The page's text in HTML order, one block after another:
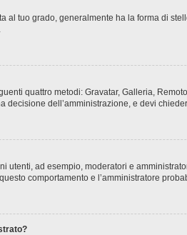
tuo grado, generalmente ha la forma di
quattro metodi: Gravatar, Galleria,
decisione dell’amministrazione, e devi
ad esempio, moderatori e
comportamento e l’amministratore